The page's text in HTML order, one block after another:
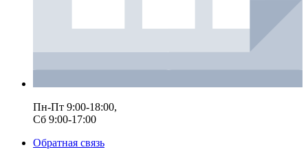
Пн-Пт 9:00-18:00,
Сб 9:00-17:00
Обратная связь